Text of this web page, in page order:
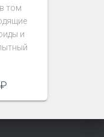
том
и
₽
–